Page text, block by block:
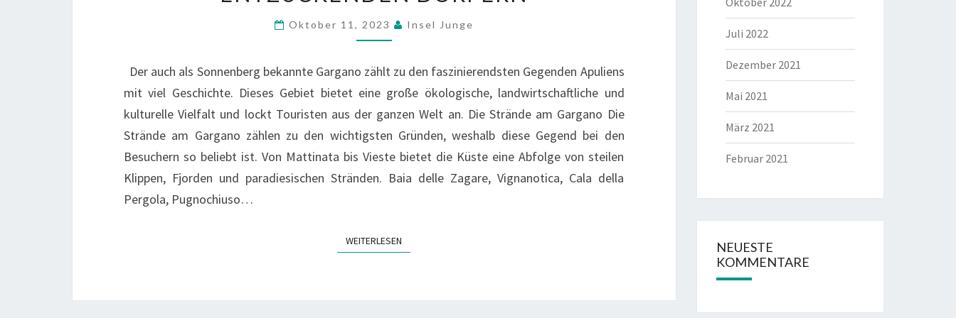
MIT
STRÄNDEN
UND
ENTZÜCKENDEN
DÖRFERN
Oktober 11, 2023 Insel Junge
Der auch als Sonnenberg bekannte Gargano zählt zu den faszinierendsten Gegenden Apuliens
mit viel Geschichte. Dieses Gebiet bietet eine große ökologische, landwirtschaftliche und
kulturelle Vielfalt und lockt Touristen aus der ganzen Welt an. Die Strände am Gargano Die
Strände am Gargano zählen zu den wichtigsten Gründen, weshalb diese Gegend bei den
Besuchern so beliebt ist. Von Mattinata bis Vieste bietet die Küste eine Abfolge von steilen
Klippen, Fjorden und paradiesischen Stränden. Baia delle Zagare, Vignanotica, Cala della
Pergola, Pugnochiuso…
WEITERLESEN
Juli 2022
Dezember 2021
Mai 2021
März 2021
Februar 2021
NEUESTE
KOMMENTARE